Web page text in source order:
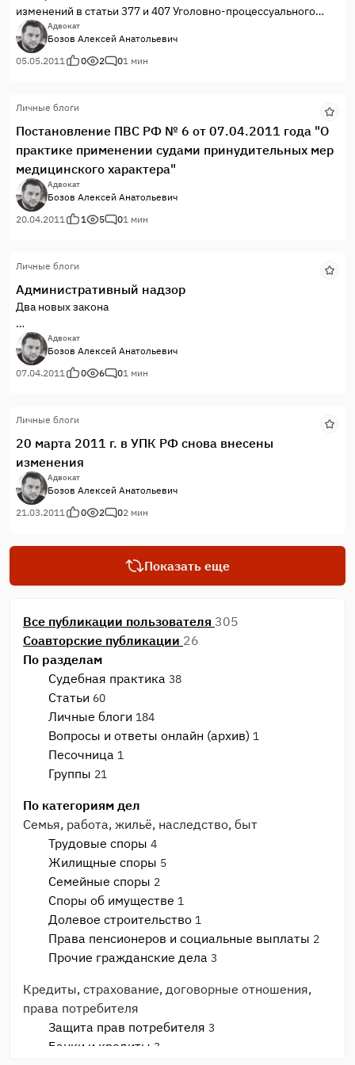
изменений в статьи 377 и 407 Уголовно-процессуального
кодекса Российской Федерации»
Ведение протокола обязательно, а также разъяснение права
на отвод и ходатайства. На протокол можно подать
Адвокат
Бозов Алексей Анатольевич
05.05.2011
0 2 01 мин
Личные блоги
Постановление ПВС РФ № 6 от 07.04.2011 года "О
практике применении судами принудительных мер
медицинского характера"
Адвокат
Бозов Алексей Анатольевич
20.04.2011
1 5 01 мин
Личные блоги
Административный надзор
Два новых закона
Первый: Федеральный закон от 6 апреля 2011 г. N 64-ФЗ «Об
административном надзоре за лицами, освобожденными из
мест лишения свободы». Вступает в силу с 1 июля 2011 года.
Российской Федерации в связи с принятием Федерального
закона „Об административном надзоре за лицами,
силу с 1 июля 2011 года.
Адвокат
Бозов Алексей Анатольевич
07.04.2011
0 6 01 мин
Личные блоги
20 марта 2011 г. в УПК РФ снова внесены
изменения
Адвокат
Бозов Алексей Анатольевич
21.03.2011
0 2 02 мин
Показать еще
Все публикации пользователя 305
Соавторские публикации 26
По разделам
Судебная практика 38
Статьи 60
Личные блоги 184
Вопросы и ответы онлайн (архив) 1
Песочница 1
Группы 21
По категориям дел
Семья, работа, жильё, наследство, быт
Трудовые споры 4
Жилищные споры 5
Семейные споры 2
Споры об имуществе 1
Долевое строительство 1
Права пенсионеров и социальные выплаты 2
Прочие гражданские дела 3
Кредиты, страхование, договорные отношения,
права потребителя
Защита прав потребителя 3
Банки и кредиты 3